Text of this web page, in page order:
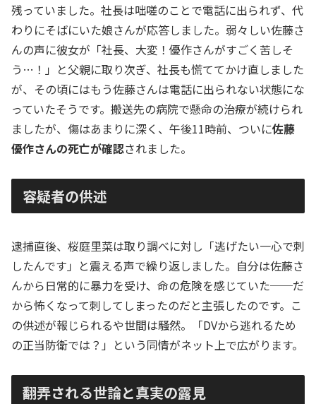
残っていました。社長は咄嗟のことで電話に出られず、代
わりにそばにいた娘さんが応答しました。弱々しい佐藤さ
んの声に彼女が「社長、大変！優作さんがすごく苦しそ
う…！」と父親に取り次ぎ、社長も慌ててかけ直しました
が、その頃にはもう佐藤さんは電話に出られない状態にな
っていたそうです。搬送先の病院で懸命の治療が続けられ
ましたが、傷はあまりに深く、午後11時前、ついに佐藤
優作さんの死亡が確認されました。
容疑者の供述
逮捕直後、桜庭里菜は取り調べに対し「逃げたい一心で刺
したんです」と震える声で繰り返しました。自分は佐藤さ
んから日常的に暴力を受け、命の危険を感じていた──だ
から怖くなって刺してしまったのだと主張したのです。こ
の供述が報じられるや世間は騒然。「DVから逃れるため
の正当防衛では？」という同情がネット上で広がります。
翻弄される世論と真実の露見